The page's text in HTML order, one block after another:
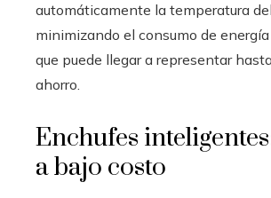
automáticamente la temperatura
minimizando el consumo de
que puede llegar a representar
ahorro.
Enchufes
a bajo costo